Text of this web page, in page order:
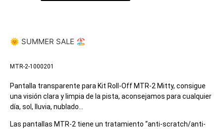
🌞 SUMMER SALE 🏖️
MTR-2-1000201
Pantalla transparente para Kit Roll-Off MTR-2 Mitty, consigue
una visión clara y limpia de la pista, aconsejamos para cualquier
día, sol, lluvia, nublado…
Las pantallas MTR-2 tiene un tratamiento “anti-scratch/anti-